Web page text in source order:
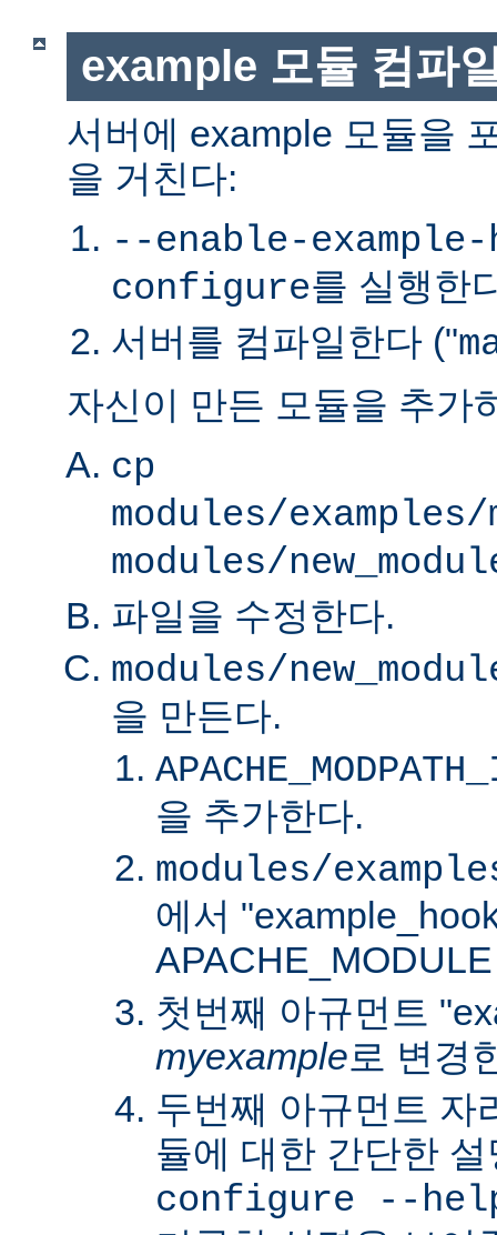
example 모듈 컴파
서버에 example 모듈을
을 거친다:
--enable-example-
configure를 실행한
서버를 컴파일한다 ("
자신이 만든 모듈을 추가
cp
modules/examples/
modules/
파일을 수정한다.
modules/
을 만든다.
을 추가한다.
modules/
에서
첫번째 아규먼트
myexample로 변경
두번째 아규먼트 자
듈에 대한 간단한
configure --